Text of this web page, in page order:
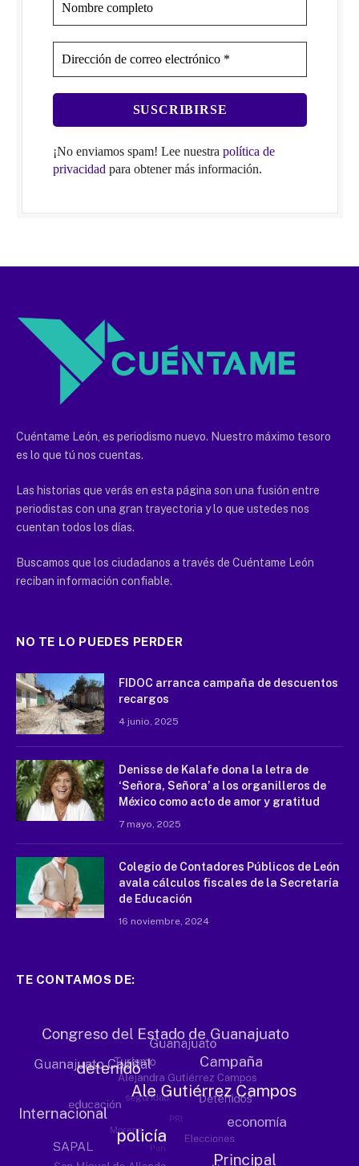
¡No enviamos spam! Lee nuestra política de
privacidad para obtener más información.
Cuéntame León, es periodismo nuevo. Nuestro máximo tesoro
es lo que tú nos cuentas.
Las historias que verás en esta página son una fusión entre
periodistas con una gran trayectoria y lo que ustedes nos
cuentan todos los días.
Buscamos que los ciudadanos a través de Cuéntame León
reciban información confiable.
NO TE LO PUEDES PERDER
FIDOC arranca campaña de descuentos
recargos
4 junio, 2025
Denisse de Kalafe dona la letra de
‘Señora, Señora’ a los organilleros de
México como acto de amor y gratitud
7 mayo, 2025
Colegio de Contadores Públicos de León
avala cálculos fiscales de la Secretaría
de Educación
16 noviembre, 2024
TE CONTAMOS DE: